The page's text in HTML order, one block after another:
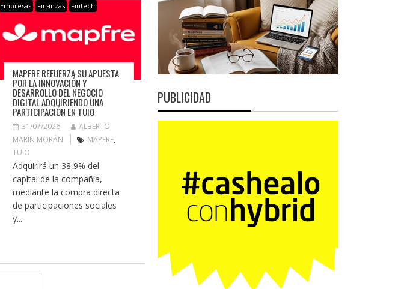
Empresas Finanzas Fintech
MAPFRE REFUERZA SU APUESTA
POR LA INNOVACIÓN Y
DESARROLLO DEL NEGOCIO
DIGITAL ADQUIRIENDO UNA
PARTICIPACIÓN EN TUIO
31/07/2026
ALBERTO
MARÍN MORÁN
MAPFRE,
TUIO
Adquirirá un 38,9% del
capital de la compañía,
mediante la compra directa
de participaciones sociales
y...
PUBLICIDAD